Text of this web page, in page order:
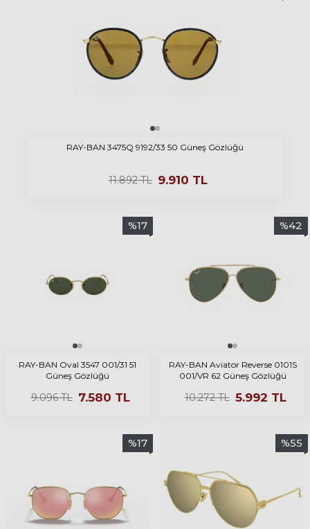
RAY-BAN 3475Q 9192/33 50 Güneş Gözlüğü
11.892TL 9.910 TL
%17
RAY-BAN Oval 3547 001/31 51
Güneş Gözlüğü
9.096TL 7.580 TL
%42
RAY-BAN Aviator Reverse 0101S
001/VR 62 Güneş Gözlüğü
10.272TL 5.992 TL
%17 %55